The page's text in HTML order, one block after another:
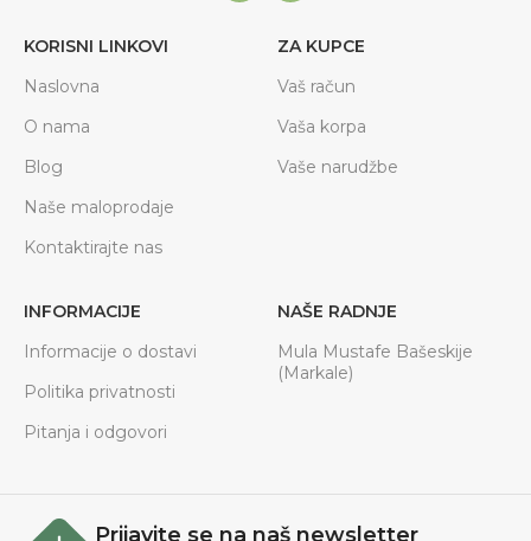
KORISNI LINKOVI
Naslovna
O nama
Blog
Naše maloprodaje
Kontaktirajte nas
ZA KUPCE
Vaš račun
Vaša korpa
Vaše narudžbe
INFORMACIJE
Informacije o dostavi
Politika privatnosti
Pitanja i odgovori
NAŠE RADNJE
Mula Mustafe Bašeskije
(Markale)
Prijavite se na naš newsletter